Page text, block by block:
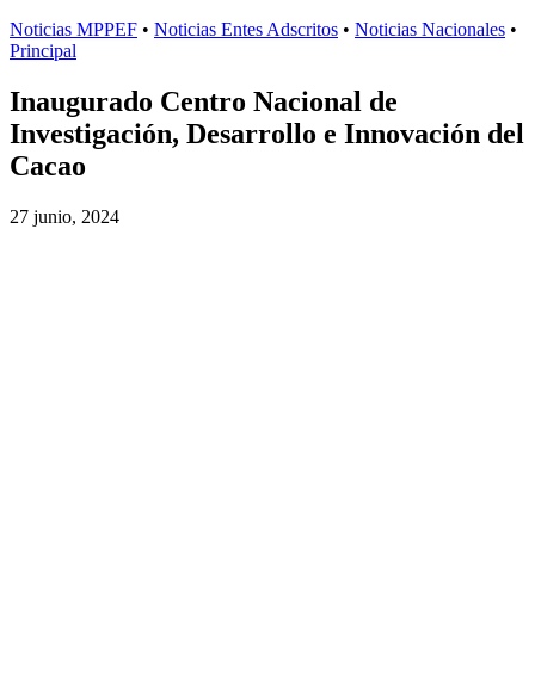
Noticias MPPEF • Noticias Entes Adscritos • Noticias Nacionales •
Principal
Inaugurado Centro Nacional de
Investigación, Desarrollo e Innovación del
Cacao
27 junio, 2024